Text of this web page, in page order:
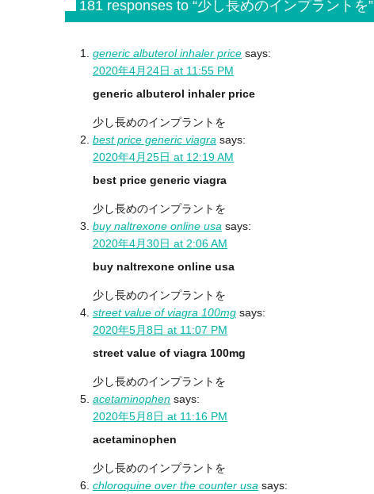
181 responses to “少し長めのインプラントを”
generic albuterol inhaler price says:
2020年4月24日 at 11:55 PM
generic albuterol inhaler price
少し長めのインプラントを
best price generic viagra says:
2020年4月25日 at 12:19 AM
best price generic viagra
少し長めのインプラントを
buy naltrexone online usa says:
2020年4月30日 at 2:06 AM
buy naltrexone online usa
少し長めのインプラントを
street value of viagra 100mg says:
2020年5月8日 at 11:07 PM
street value of viagra 100mg
少し長めのインプラントを
acetaminophen says:
2020年5月8日 at 11:16 PM
acetaminophen
少し長めのインプラントを
chloroquine over the counter usa says: